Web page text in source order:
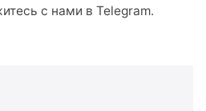
с нами в Telegram.